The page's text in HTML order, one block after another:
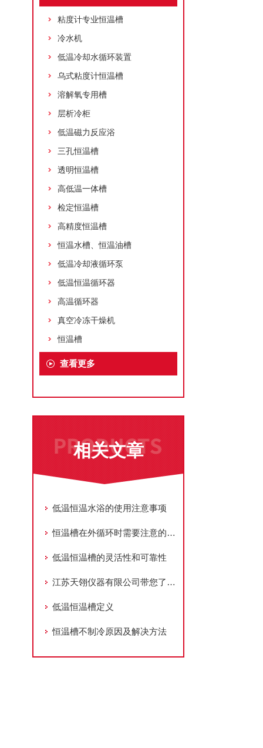
粘度计专业恒温槽
冷水机
低温冷却水循环装置
乌式粘度计恒温槽
溶解氧专用槽
层析冷柜
低温磁力反应浴
三孔恒温槽
透明恒温槽
高低温一体槽
检定恒温槽
高精度恒温槽
恒温水槽、恒温油槽
低温冷却液循环泵
低温恒温循环器
高温循环器
真空冷冻干燥机
恒温槽
查看更多
相关文章
低温恒温水浴的使用注意事项
恒温槽在外循环时需要注意的事项
低温恒温槽的灵活性和可靠性
江苏天翎仪器有限公司带您了解低温恒温槽怎么选择
低温恒温槽定义
恒温槽不制冷原因及解决方法